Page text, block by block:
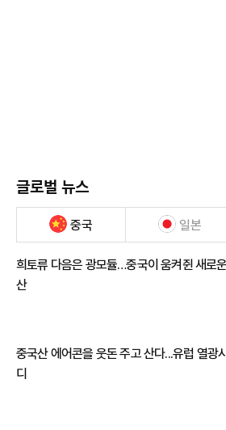
글로벌 뉴스
중국 일본
희토류 다음은 광모듈…중국이 움켜쥔 새로
산
중국산 에어콘을 웃돈 주고 산다...유럽 열광
디